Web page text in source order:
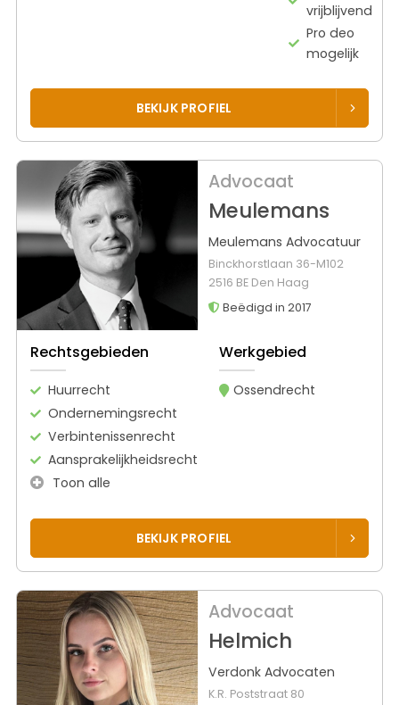
vrijblijvend
Pro deo
mogelijk
BEKIJK PROFIEL
Advocaat
Meulemans
Meulemans Advocatuur
Binckhorstlaan 36-M102
2516 BE Den Haag
Beëdigd in 2017
Rechtsgebieden
Huurrecht
Ondernemingsrecht
Verbintenissenrecht
Aansprakelijkheidsrecht
Toon alle
Werkgebied
Ossendrecht
BEKIJK PROFIEL
Advocaat
Helmich
Verdonk Advocaten
K.R. Poststraat 80